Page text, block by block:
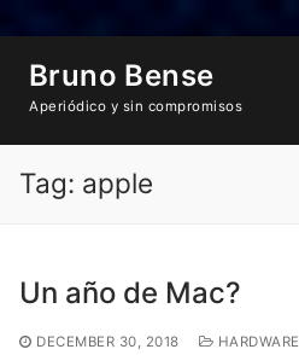
content
Bruno Bense
Aperiódico y sin compromisos
Tag: apple
Un año de Mac?
DECEMBER 30, 2018 HARDWARE